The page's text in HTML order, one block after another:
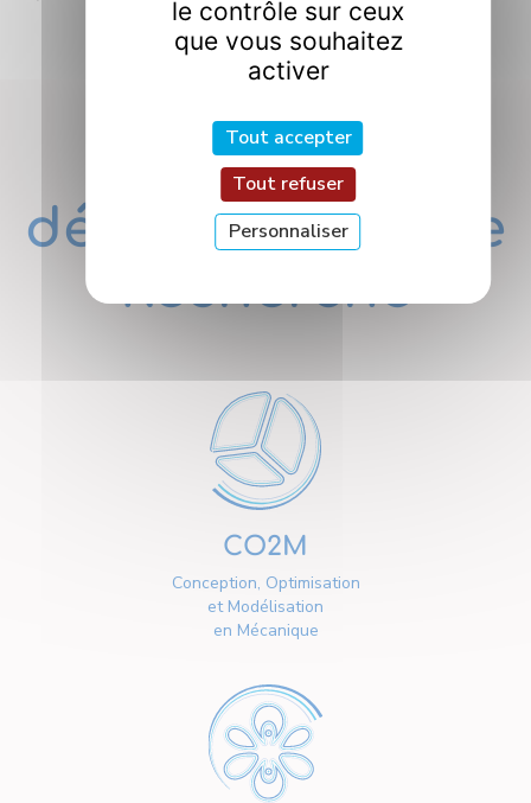
Nos
départements de
Recherche
CO2M
Conception, Optimisation
et Modélisation
en Mécanique
le contrôle sur ceux
que vous souhaitez
activer
Tout accepter
Tout refuser
Personnaliser